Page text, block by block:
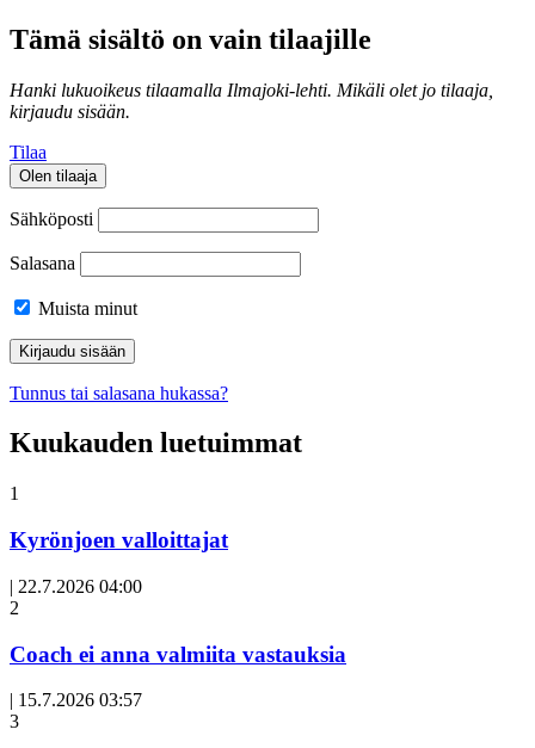
Tämä sisältö on vain tilaajille
Hanki lukuoikeus tilaamalla Ilmajoki-lehti. Mikäli olet jo tilaaja,
kirjaudu sisään.
Tilaa
Olen tilaaja
Sähköposti
Salasana
Muista minut
Tunnus tai salasana hukassa?
Kuukauden luetuimmat
1
Kyrönjoen valloittajat
| 22.7.2026 04:00
Avoin
2
Coach ei anna valmiita vastauksia
| 15.7.2026 03:57
3